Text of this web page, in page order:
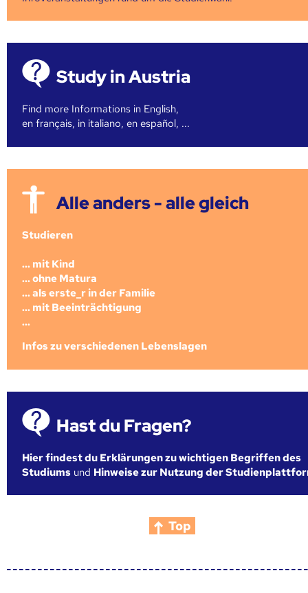
Study in Austria
Find more Informations in English,
en français, in italiano, en español, ...
Alle anders - alle gleich
Studieren
... mit Kind
... ohne Matura
... als erste_r in der Familie
... mit Beeinträchtigung
...
Infos zu verschiedenen Lebenslagen
Hast du Fragen?
Hier findest du Erklärungen zu wichtigen Begriffen des
Studiums und Hinweise zur Nutzung der
Top